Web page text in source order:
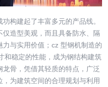
建起了丰富多元的产品线。
造型美观，而且具备防水、隔
与实用价值；cz 型钢机制造的
和稳定的性能，成为钢结构建筑
骨，凭借其轻质的特点，广泛
为建筑空间的合理规划与利用